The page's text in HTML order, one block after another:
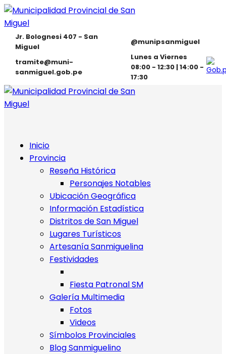
Jr. Bolognesi 407 - San
Miguel
@munipsanmiguel
tramite@muni-
sanmiguel.gob.pe
Lunes a Viernes
08:00 - 12:30 | 14:00 -
17:30
Inicio
Provincia
Reseña Histórica
Personajes Notables
Ubicación Geográfica
Información Estadística
Distritos de San Miguel
Lugares Turísticos
Artesanía Sanmiguelina
Festividades
Fiesta Patronal SM
Galería Multimedia
Fotos
Videos
Símbolos Provinciales
Blog Sanmiguelino